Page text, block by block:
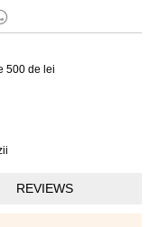
500 de lei
REVIEWS